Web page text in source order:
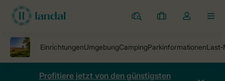
Ferienparks
Meine
Dropdown-
öffnen
Profitiere jetzt von den günstigsten